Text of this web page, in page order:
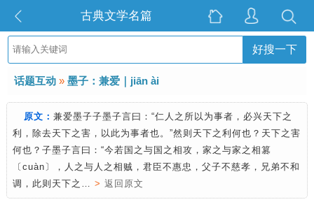
古典文学名篇
好搜一下
话题互动 » 墨子：兼爱｜jiān ài
原文： 兼爱墨子子墨子言曰：“仁人之所以为事者，必兴天下之
利，除去天下之害，以此为事者也。”然则天下之利何也？天下之害
何也？子墨子言曰：“今若国之与国之相攻，家之与家之相篡
〔cuàn〕，人之与人之相贼，君臣不惠忠，父子不慈孝，兄弟不和
调，此则天下之… > 返回原文